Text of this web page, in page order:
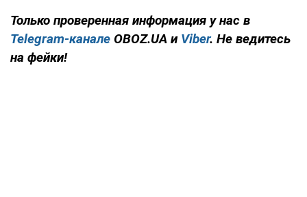
Только проверенная информация у нас в
Telegram-канале OBOZ.UA и Viber. Не ведитесь
на фейки!